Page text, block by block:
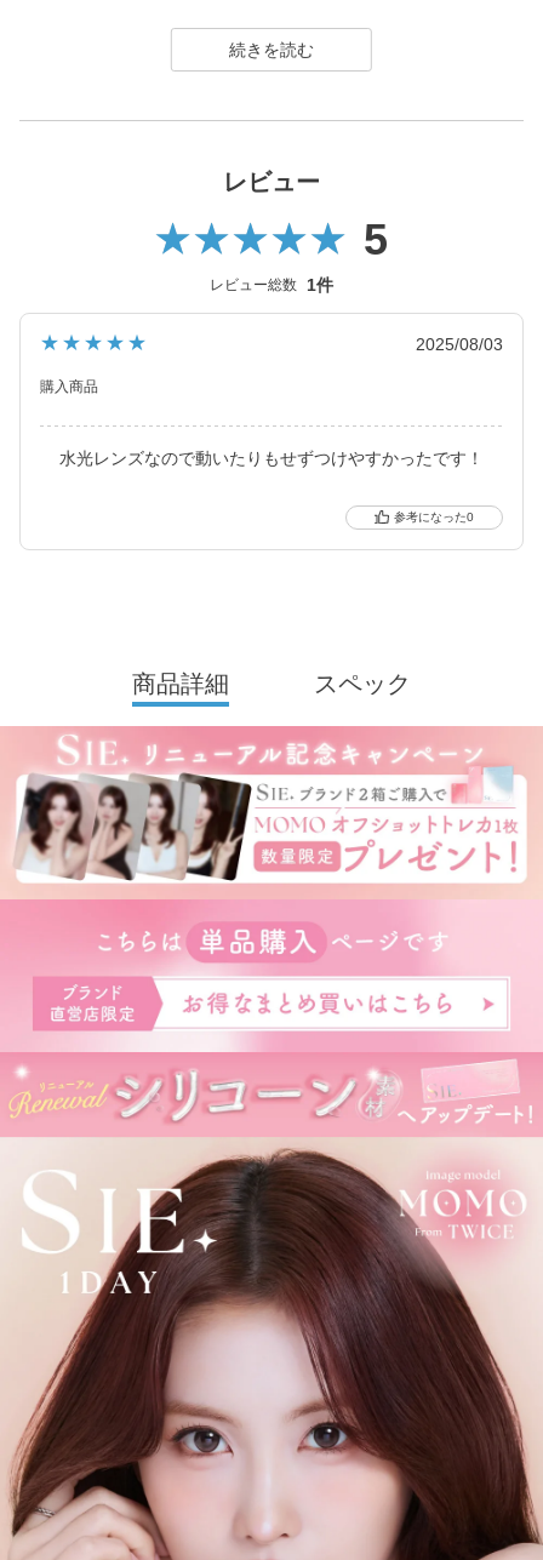
SIE.（シー）はTWICE MOMOさんがイメージモデルを務めるコン
タクトレンズブランド。
を展開し、
カラーコンタクトレンズは「回らない水光カラコン(※)」の他、垢
ンナップ。
は毎日のマストアイテムになること間違いなしのコンタクトレン
※ 軸固定技術を利用することでレンズの回転を抑え定位置で安定
レビュー
5
レビュー総数 1件
★★★★★ 2025/08/03
購入商品
水光レンズなので動いたりもせずつけやすかったです！
0
商品詳細 スペック